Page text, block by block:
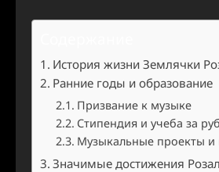
История жизни Землячки
Ранние годы и образование
Призвание к музыке
Стипендия и учеба за
Музыкальные проекты и
Значимые достижения